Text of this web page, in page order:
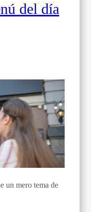
del día
un mero tema de